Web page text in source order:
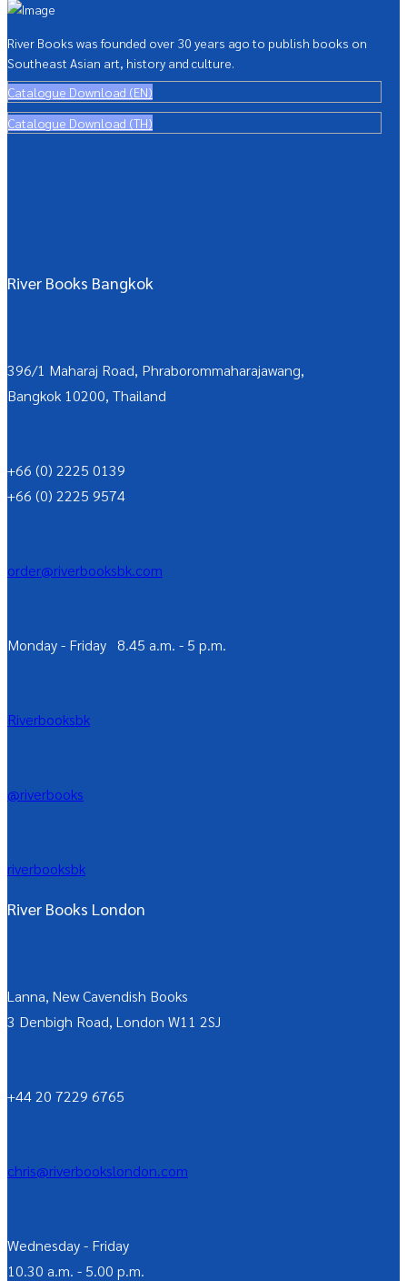
River Books was founded over 30 years ago to publish books on
Southeast Asian art, history and culture.
Catalogue Download (EN)
Catalogue Download (TH)
River Books Bangkok
396/1 Maharaj Road, Phraborommaharajawang,
Bangkok 10200, Thailand
+66 (0) 2225 0139
+66 (0) 2225 9574
order@riverbooksbk.com
Monday - Friday 8.45 a.m. - 5 p.m.
Riverbooksbk
@riverbooks
riverbooksbk
River Books London
Lanna, New Cavendish Books
3 Denbigh Road, London W11 2SJ
+44 20 7229 6765
chris@riverbookslondon.com
Wednesday - Friday
10.30 a.m. - 5.00 p.m.